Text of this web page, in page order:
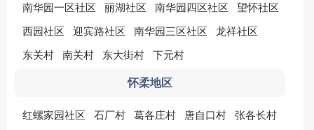
南华园一区社区 丽湖社区 南华园四区社区 望怀社区
西园社区 迎宾路社区 南华园三区社区 龙祥社区
东关村 南关村 东大街村 下元村
怀柔地区
红螺家园社区 石厂村 葛各庄村 唐自口村 张各长村